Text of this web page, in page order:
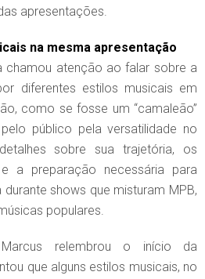
apresentações.
na mesma apresentação
chamou atenção ao falar sobre a
diferentes estilos musicais em
como se fosse um “camaleão”
público pela versatilidade no
sobre sua trajetória, os
a preparação necessária para
shows que misturam MPB,
populares.
relembrou o início da
que alguns estilos musicais, no